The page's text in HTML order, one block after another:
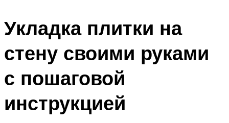
Укладка плитки на
стену своими руками
с пошаговой
инструкцией